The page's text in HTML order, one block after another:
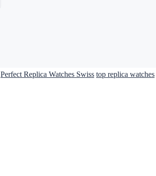
Perfect Replica Watches Swiss top replica watches